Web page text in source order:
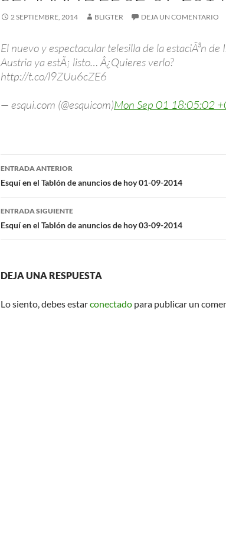
2 SEPTIEMBRE, 2014 BLIGTER DEJA UN COMENTARIO
El nuevo y espectacular telesilla de la estaciÃ³n de
Austria ya estÃ¡ listo… Â¿Quieres verlo?
http://t.co/l9ZUu6cZE6
— esqui.com (@esquicom)Mon Sep 01 18:05:02
Navegación
de
entradas
ENTRADA ANTERIOR
Esquí en el Tablón de anuncios de hoy 01-09-2014
ENTRADA SIGUIENTE
Esquí en el Tablón de anuncios de hoy 03-09-2014
DEJA UNA RESPUESTA
Lo siento, debes estarconectado para publicar un